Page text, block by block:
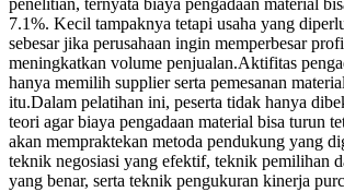
penelitian, ternyata biaya pengadaan material
7.1%. Kecil tampaknya tetapi usaha yang
sebesar jika perusahaan ingin memperbesar
meningkatkan volume penjualan.Aktifitas
hanya memilih supplier serta pemesanan
itu.Dalam pelatihan ini, peserta tidak hanya
teori agar biaya pengadaan material bisa turun
akan mempraktekan metoda pendukung yang
teknik negosiasi yang efektif, teknik pemilihan
yang benar, serta teknik pengukuran kinerja